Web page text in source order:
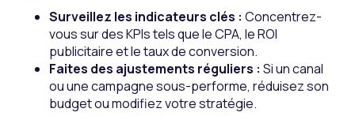
Surveillez les indicateurs clés : Concentrez-
vous sur des KPIs tels que le CPA, le ROI
publicitaire et le taux de conversion.
Faites des ajustements réguliers : Si un canal
ou une campagne sous-performe, réduisez son
budget ou modifiez votre stratégie.